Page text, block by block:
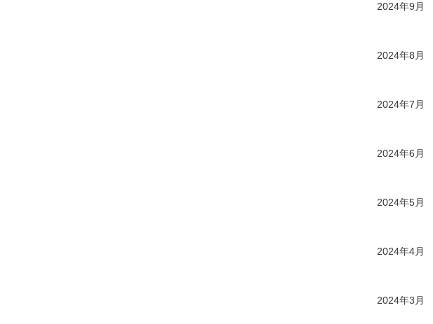
2024年9月
2024年8月
2024年7月
2024年6月
2024年5月
2024年4月
2024年3月